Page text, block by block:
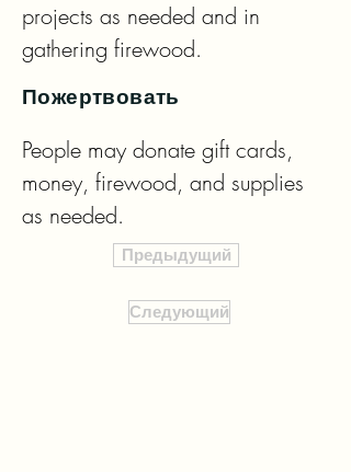
projects as needed and in
gathering firewood.
Пожертвовать
People may donate gift cards,
money, firewood, and supplies
as needed.
Предыдущий
Следующий